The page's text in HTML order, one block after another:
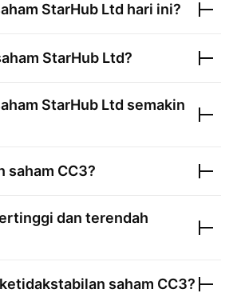
StarHub Ltd hari ini?
StarHub Ltd?
StarHub Ltd semakin
saham CC3?
dan terendah
saham CC3?